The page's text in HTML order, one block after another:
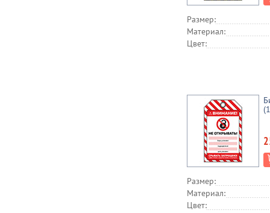
Размер:
Материал:
Цвет:
Размер:
Материал:
Цвет: